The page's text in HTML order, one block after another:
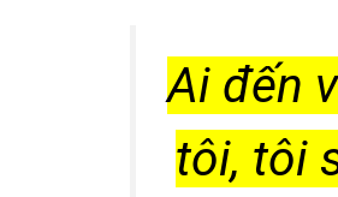
Ai đến
tôi, tôi